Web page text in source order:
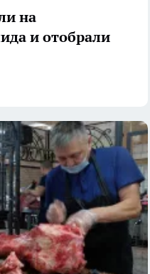
на
и отобрали